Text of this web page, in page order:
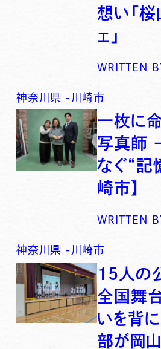
想い「
ェ」
WRITTEN
神奈川県 - 川崎市
一枚に
写真師
なぐ“記
崎市】
WRITTEN
神奈川県 - 川崎市
15人の
全国舞
いを背
部が岡山